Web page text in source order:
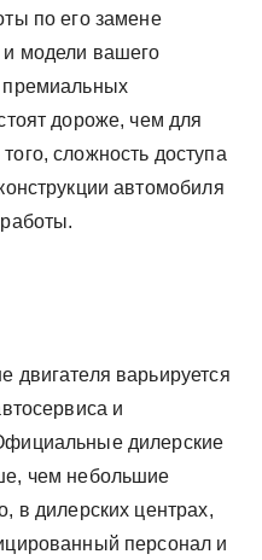
по его замене
и модели вашего
премиальных
дороже, чем для
сложность доступа
автомобиля
двигателя варьируется
и
дилерские
чем небольшие
в дилерских центрах,
персонал и